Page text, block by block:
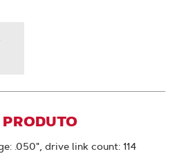
.050", drive link count: 114